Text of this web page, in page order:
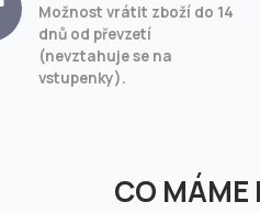
Možnost vrátit zboží do 14
dnů od převzetí
(nevztahuje se na
vstupenky).
CO MÁME